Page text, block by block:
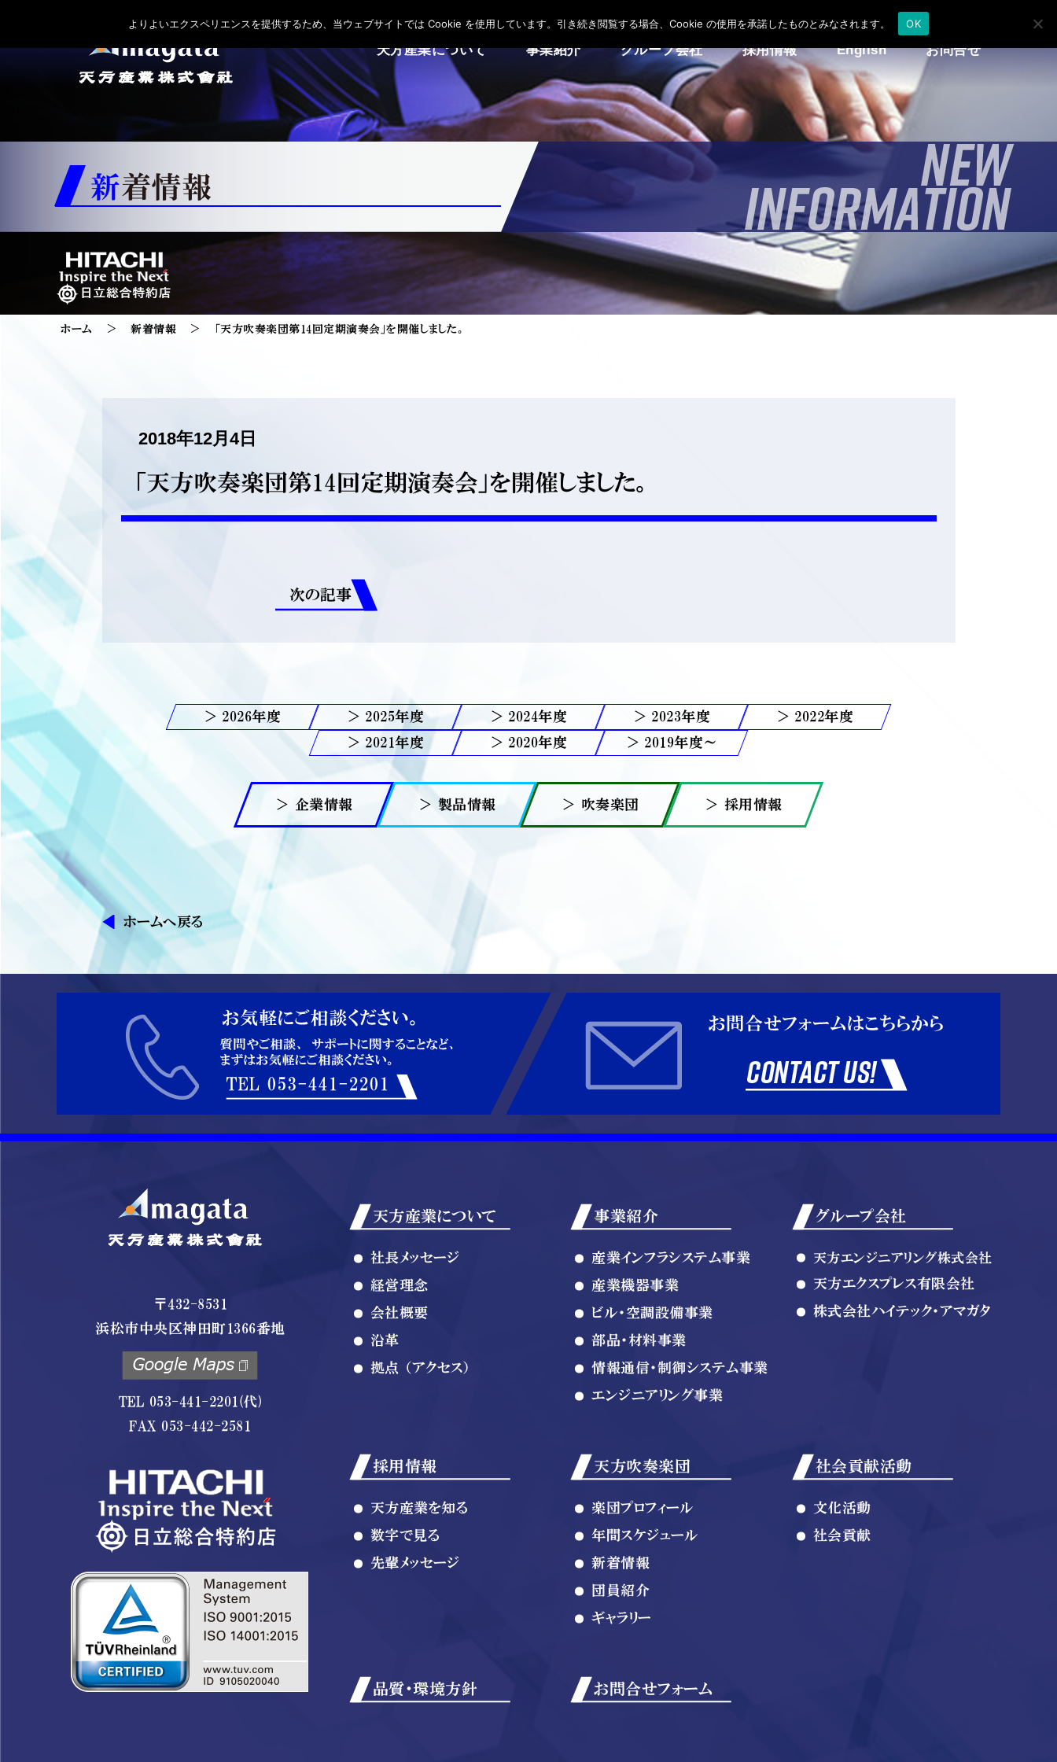
天方産業について 事業紹介 グループ会社 採用情報 English お問合せ
新着情報
ホーム 新着情報 「天方吹奏楽団第14回定期演奏会」を開催しました。
2018年12月4日
「天方吹奏楽団第14回定期演奏会」を開催しました。
次の記事
2026 2025 2024 2023
2022
2021
2020 2019
＞ 企業情報 ＞ 製品情報 ＞ 吹奏楽団 ＞ 採用情報
ホームへ戻る
〒432-8531
浜松市中央区神田町1366番地
TEL 053-441-2201(代)
FAX 053-442-2581
天方産業について
社長メッセージ
経営理念
会社概要
沿革
拠点 （アクセス）
事業紹介
産業インフラシステム事業
産業機器事業
ビル・空調設備事業
部品・材料事業
情報通信・制御システム事業
エンジニアリング事業
グループ会社
天方エンジニアリング株式会社
天方エクスプレス有限会社
株式会社ハイテック・アマガタ
採用情報
天方産業を知る
数字で見る
先輩メッセージ
天方吹奏楽団
楽団プロフィール
年間スケジュール
新着情報
団員紹介
ギャラリー
社会貢献活動
文化活動
社会貢献
品質・環境方針 お問合せフォーム
よりよいエクスペリエンスを提供するため、当ウェブサイトでは Cookie を使用しています。引き続き閲覧する場合、Cookie の使用を承諾したものとみなされます。 OK